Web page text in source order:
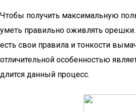
Чтобы получить максимальную
уметь правильно оживлять
есть свои правила и тонкости
отличительной особенностью
длится данный процесс.